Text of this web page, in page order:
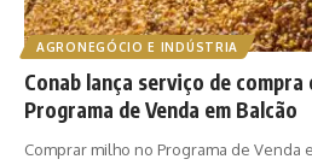
AGRONEGÓCIO E INDÚSTRIA
Conab lança serviço de
Programa de Venda em Balcão
Comprar milho no Programa de Venda